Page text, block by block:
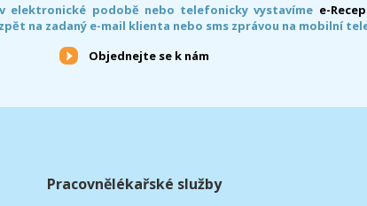
elektronické podobě nebo telefonicky vystavíme e-
na zadaný e-mail klienta nebo sms zprávou na mobilní
Objednejte se k nám
Pracovnělékařské služby